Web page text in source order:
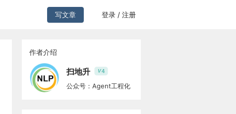
写文章 登录 / 注册
作者介绍
扫地升 V4
公众号：Agent工程化